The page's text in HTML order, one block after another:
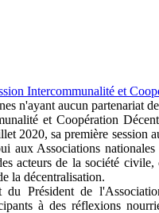
n'ayant aucun partenariat
et Coopération
2020, sa première
aux Associations
acteurs de la société
la décentralisation.
du Président de
à des réflexions